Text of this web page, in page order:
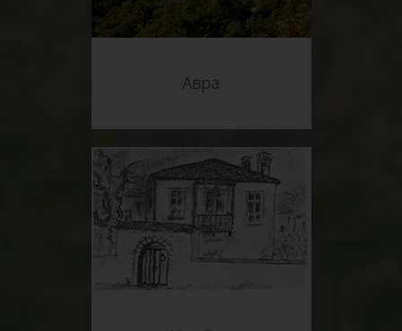
Авра